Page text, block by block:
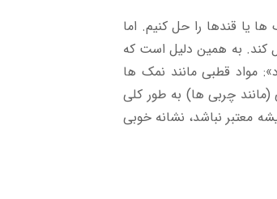
یا قندها را حل کنیم. اما
کند. به همین دلیل است که
مواد قطبی مانند نمک ها
چربی ها) به طور کلی
معتبر نباشد، نشانه خوبی